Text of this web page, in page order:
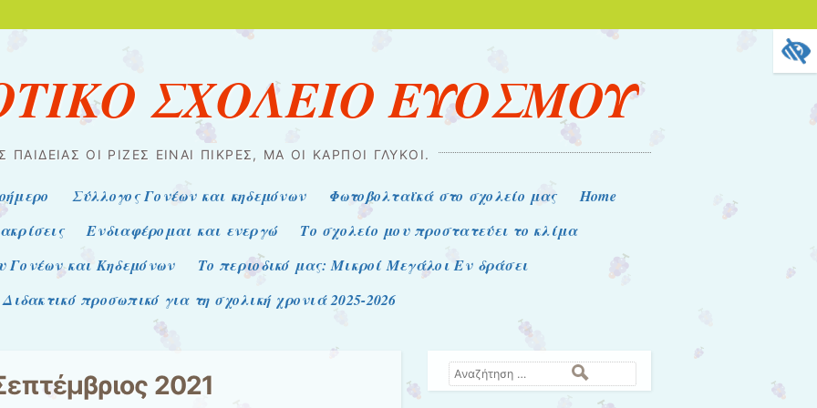
ΣΧΟΛΕΙΟ ΕΥΟΣΜΟΥ
ΠΑΙΔΕΊΑΣ ΟΙ ΡΊΖΕΣ ΕΊΝΑΙ ΠΙΚΡΈΣ, ΜΑ ΟΙ ΚΑΡΠΟΊ ΓΛΥΚΟΊ.
Σύλλογος Γονέων και κηδεμόνων Φωτοβολταϊκά στο σχολείο μας
Home
Ενδιαφέρομαι και ενεργώ
Το σχολείο μου προστατεύει το κλίμα
Γονέων και Κηδεμόνων
Το περιοδικό μας: Μικροί Μεγάλοι Εν δράσει
Διδακτικό προσωπικό για τη σχολική χρονιά 2025-2026
2021 Αναζήτηση